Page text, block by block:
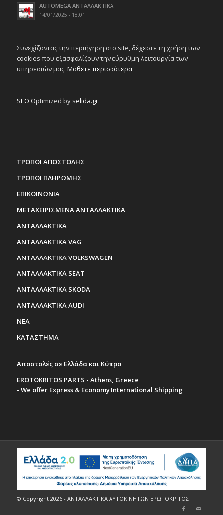
AUTOMEGA ΑΝΤΑΛΛΑΚΤΙΚΑ
14/01/2025 - 18:01
Συνεχίζοντας την περιήγηση στο site, δέχεστε τη χρήση των
cookies που εξασφαλίζουν την εύρυθμη λειτουργία των
υπηρεσιών μας. Μάθετε περισσότερα
SEO Optimized by selida.gr
ΤΡΟΠΟΙ ΑΠΟΣΤΟΛΗΣ
ΤΡΟΠΟΙ ΠΛΗΡΩΜΗΣ
ΕΠΙΚΟΙΝΩΝΙΑ
ΜΕΤΑΧΕΙΡΙΣΜΕΝΑ ΑΝΤΑΛΛΑΚΤΙΚΑ
ΑΝΤΑΛΛΑΚΤΙΚΑ
ΑΝΤΑΛΛΑΚΤΙΚΑ VAG
ΑΝΤΑΛΛΑΚΤΙΚΑ VOLKSWAGEN
ΑΝΤΑΛΛΑΚΤΙΚΑ SEAT
ΑΝΤΑΛΛΑΚΤΙΚΑ SKODA
ΑΝΤΑΛΛΑΚΤΙΚΑ AUDI
ΝΕΑ
ΚΑΤΑΣΤΗΜΑ
Αποστολές σε Ελλάδα και Κύπρο
EROTOKRITOS PARTS - Athens, Greece
- We offer Express & Economy International Shipping
© Copyright 2026 - ΑΝΤΑΛΛΑΚΤΙΚΑ ΑΥΤΟΚΙΝΗΤΩΝ ΕΡΩΤΟΚΡΙΤΟΣ